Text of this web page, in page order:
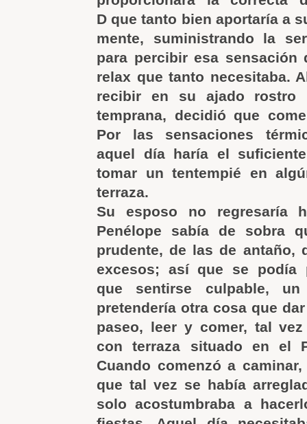
D que tanto bien aportaría a
mente, suministrando la
para percibir esa sensación
relax que tanto necesitaba.
recibir en su ajado rostro
temprana, decidió que
Por las sensaciones
aquel día haría el
tomar un tentempié en
terraza.
Su esposo no regresaría
Penélope sabía de sobra
prudente, de las de antaño,
excesos; así que se podía
que sentirse culpable,
pretendería otra cosa que
paseo, leer y comer, tal
con terraza situado en el
Cuando comenzó a
que tal vez se había
solo acostumbraba a